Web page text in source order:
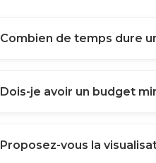
Combien de temps dure
Dois-je avoir un budget
Proposez-vous la